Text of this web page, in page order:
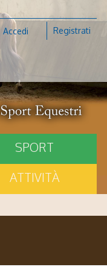
Accedi Registrati
SPORT
ATTIVITÀ